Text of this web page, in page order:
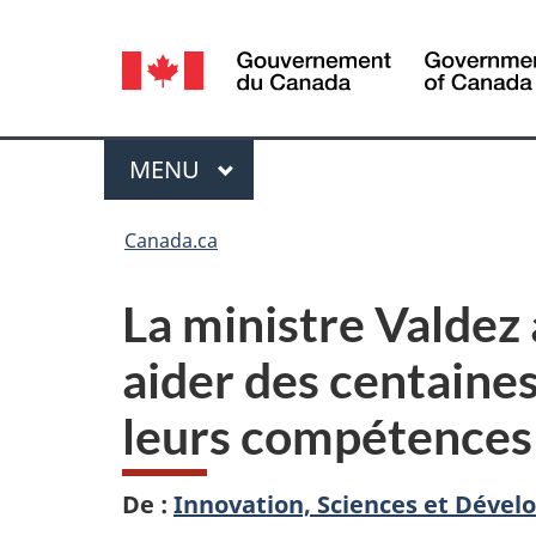
Sélection
de
la
langue
Menu
MENU PRINCIPAL
Canada.ca
La ministre
aider des
leurs compétences
De : Innovation, Sciences et